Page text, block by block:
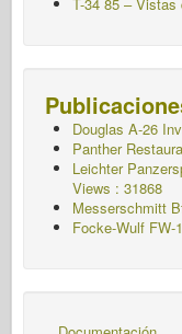
Douglas A-26
Panther
Leichter
Views : 31868
Messerschmitt
Focke-Wulf FW-